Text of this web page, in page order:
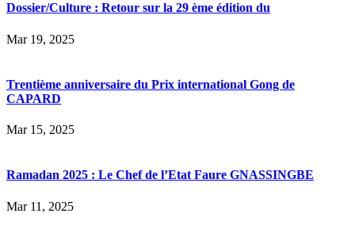
Dossier/Culture : Retour sur la 29 ème édition du
Mar 19, 2025
Trentième anniversaire du Prix international Gong de
CAPARD
Mar 15, 2025
Ramadan 2025 : Le Chef de l’Etat Faure GNASSINGBE
Mar 11, 2025